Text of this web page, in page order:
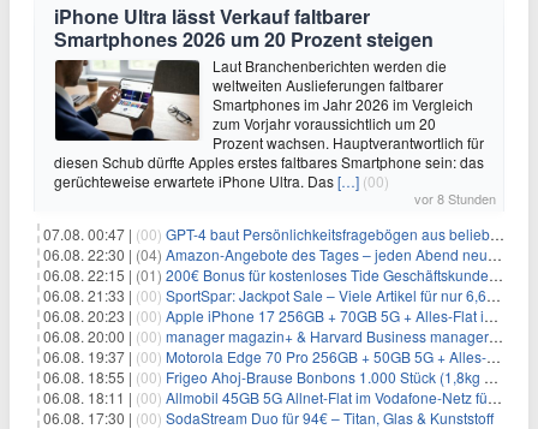
iPhone Ultra lässt Verkauf faltbarer
Smartphones 2026 um 20 Prozent steigen
Laut Branchenberichten werden die
weltweiten Auslieferungen faltbarer
Smartphones im Jahr 2026 im Vergleich
zum Vorjahr voraussichtlich um 20
Prozent wachsen. Hauptverantwortlich für
diesen Schub dürfte Apples erstes faltbares Smartphone sein: das
gerüchteweise erwartete iPhone Ultra. Das[…] (00)
vor 8 Stunden
07.08. 00:47 | (00) GPT-4 baut Persönlichkeitsfragebögen aus beliebigen Texten und sagt Antworten voraus
06.08. 22:30 | (04) Amazon-Angebote des Tages – jeden Abend neue Deals zum Stöbern
06.08. 22:15 | (01) 200€ Bonus für kostenloses Tide Geschäftskundenkonto
06.08. 21:33 | (00) SportSpar: Jackpot Sale – Viele Artikel für nur 6,66€ – nur 48 Stunden
06.08. 20:23 | (00) Apple iPhone 17 256GB + 70GB 5G + Alles-Flat im Vodafone-Netz für 34,99€/Monat – eff. 4,65€/Monat
06.08. 20:00 | (00) manager magazin+ & Harvard Business manager+ Digital-Kombi-Abo 1 Monat kostenlos
06.08. 19:37 | (00) Motorola Edge 70 Pro 256GB + 50GB 5G + Alles-Flat im Vodafone-Netz für 19,99€/Monat – eff. 0,61€/Monat
06.08. 18:55 | (00) Frigeo Ahoj-Brause Bonbons 1.000 Stück (1,8kg Eimer) für 6,29€
06.08. 18:11 | (00) Allmobil 45GB 5G Allnet-Flat im Vodafone-Netz für eff. 5,91€/Monat dank 50€ Wechselbonus + 0€ AG
06.08. 17:30 | (00) SodaStream Duo für 94€ – Titan, Glas & Kunststoff